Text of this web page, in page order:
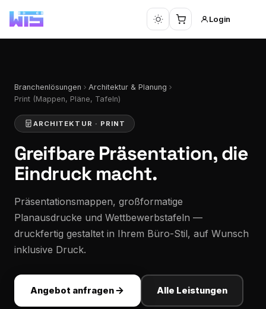
Login
Branchenlösungen
Architektur & Planung
Print (Mappen, Pläne, Tafeln)
ARCHITEKTUR · PRINT
Greifbare Präsentation, die
Eindruck macht.
Präsentationsmappen, großformatige
Planausdrucke und Wettbewerbstafeln —
druckfertig gestaltet in Ihrem Büro-Stil, auf Wunsch
inklusive Druck.
Angebot anfragen Alle Leistungen